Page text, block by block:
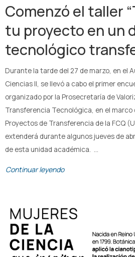
Comenzó el taller
tu proyecto en un
tecnológico
Durante la tarde del 27 de marzo, en el
Ciencias II, se llevó a cabo el primer
organizado por la Prosecretaría de
Transferencia Tecnológica, en el marco
Proyectos de Transferencia de la FCQ
extenderá durante algunos jueves de
de esta unidad académica. …
Continuar leyendo